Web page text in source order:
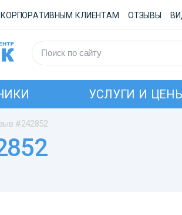
КОРПОРАТИВНЫМ КЛИЕНТАМ ОТЗЫВЫ
УСЛУГИ И
#242852